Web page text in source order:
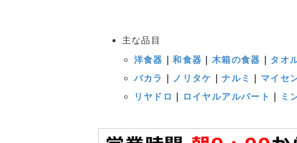
主な品目
洋食器 ｜和食器 ｜ 木箱の食器 ｜ タオ
バカラ
｜ ノリタケ ｜ナルミ ｜ マイセ
リヤドロ ｜ ロイヤルアルバート ｜ ミ